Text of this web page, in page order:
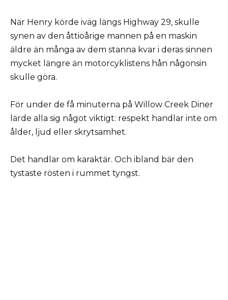
När Henry körde iväg längs Highway 29, skulle
synen av den åttioårige mannen på en maskin
äldre än många av dem stanna kvar i deras sinnen
mycket längre än motorcyklistens hån någonsin
skulle göra.
För under de få minuterna på Willow Creek Diner
lärde alla sig något viktigt: respekt handlar inte om
ålder, ljud eller skrytsamhet.
Det handlar om karaktär. Och ibland bär den
tystaste rösten i rummet tyngst.